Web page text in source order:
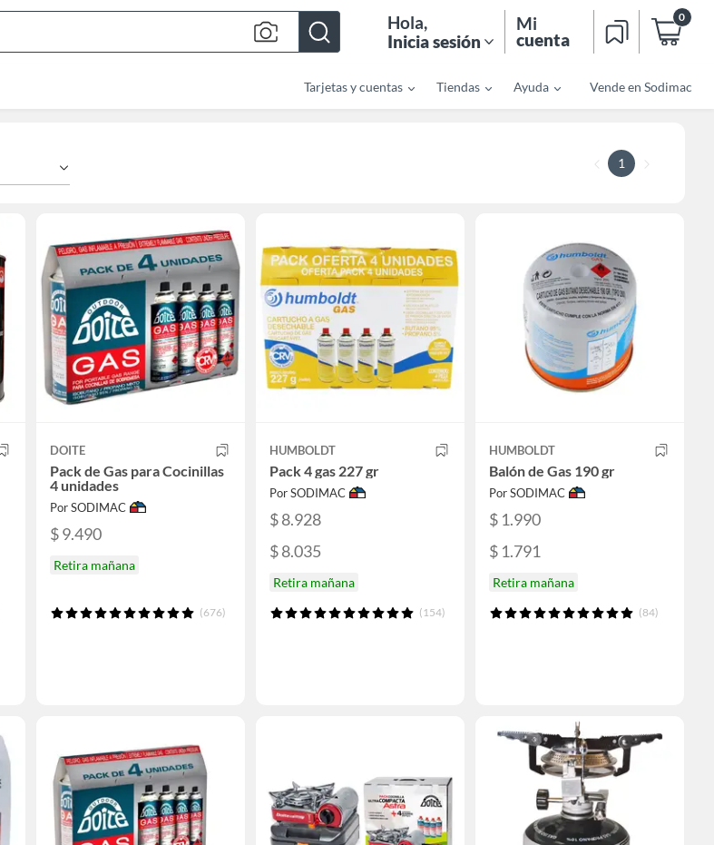
Bar
Hola,
Inicia sesión
Mi
cuenta
0
Tarjetas y cuentas Tiendas Ayuda Vende en Sodimac
1
DOITE
Pack de Gas para Cocinillas
4 unidades
Por SODIMAC
$ 9.490
Retira mañana
(676)
HUMBOLDT
Pack 4 gas 227 gr
Por SODIMAC
$ 8.928
$ 8.035
Retira mañana
(154)
HUMBOLDT
Balón de Gas 190 gr
Por SODIMAC
$ 1.990
$ 1.791
Retira mañana
(84)